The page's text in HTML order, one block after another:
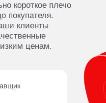
короткое плечо
покупателя.
клиенты
ценам.